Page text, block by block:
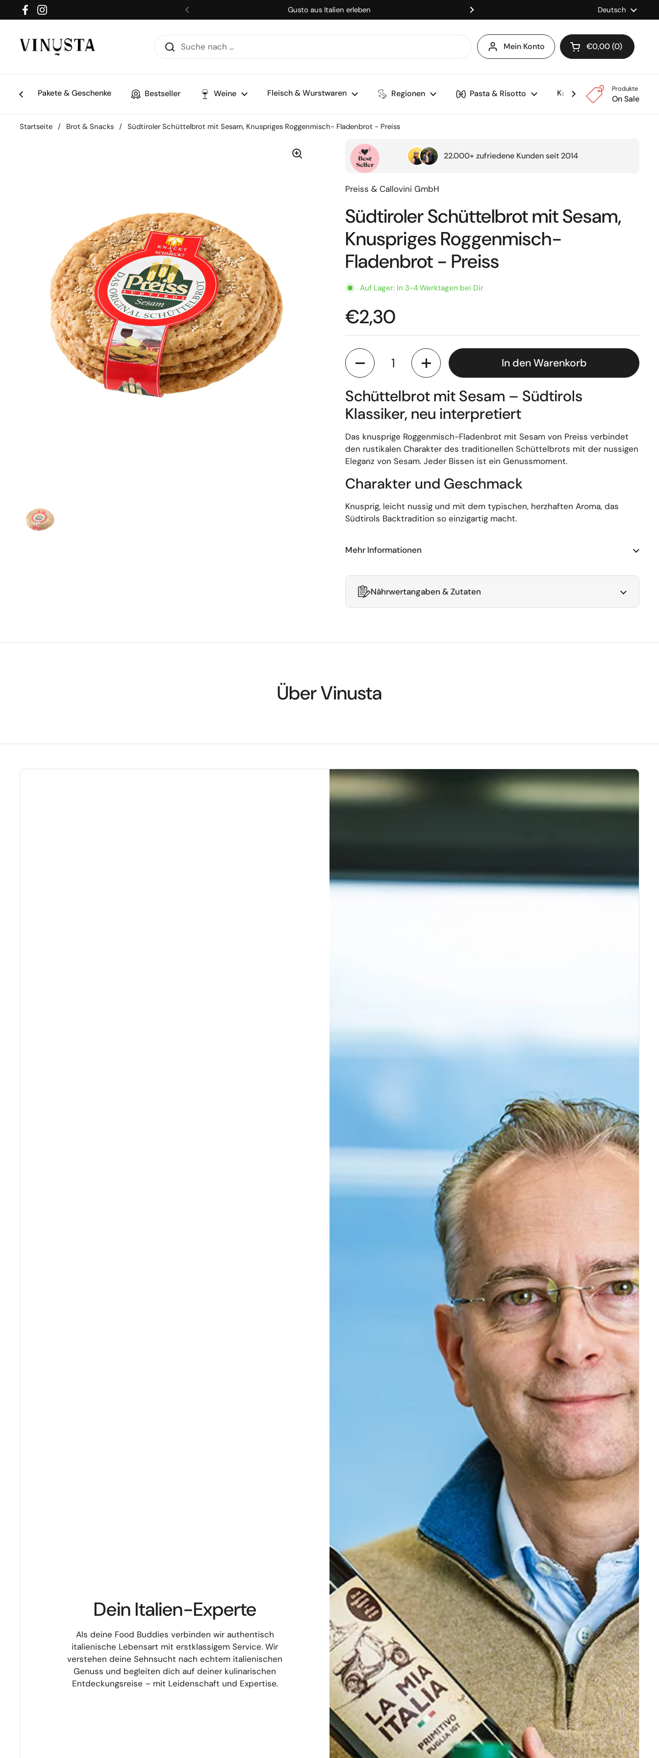
Zum Inhalt springen
FacebookInstagram Zurück
Gusto aus Italien erleben Versandkostenfrei ab 150€
Weiter
Sprache
Deutsch
Mein Konto Warenkorb öffnen
€0,00 0
Pakete & Geschenke Bestseller Weine Fleisch & Wurstwaren Regionen Pasta & Risotto Kaffee & Maschinen
Produkte
On Sale
Startseite / Brot & Snacks / Südtiroler Schüttelbrot mit Sesam, Knuspriges Roggenmisch- Fladenbrot - Preiss
22.000+ zufriedene Kunden seit 2014
Preiss & Callovini GmbH
Südtiroler Schüttelbrot mit Sesam,
Knuspriges Roggenmisch-
Fladenbrot - Preiss
Auf Lager: In 3-4 Werktagen bei Dir
€2,30
Anzahl
In den Warenkorb
Schüttelbrot mit Sesam – Südtirols
Klassiker, neu interpretiert
Das knusprige Roggenmisch-Fladenbrot mit Sesam von Preiss verbindet
den rustikalen Charakter des traditionellen Schüttelbrots mit der nussigen
Eleganz von Sesam. Jeder Bissen ist ein Genussmoment.
Charakter und Geschmack
Knusprig, leicht nussig und mit dem typischen, herzhaften Aroma, das
Südtirols Backtradition so einzigartig macht.
Mehr Informationen
Nährwertangaben & Zutaten
Über Vinusta
Dein Italien-Experte
Als deine Food Buddies verbinden wir authentisch
italienische Lebensart mit erstklassigem Service. Wir
verstehen deine Sehnsucht nach echtem italienischen
Genuss und begleiten dich auf deiner kulinarischen
Entdeckungsreise – mit Leidenschaft und Expertise.